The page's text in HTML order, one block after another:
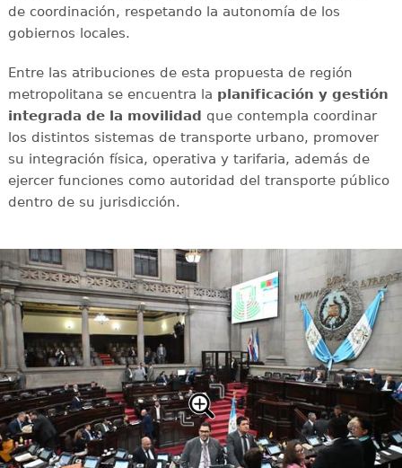
de coordinación, respetando la autonomía de los
gobiernos locales.
Entre las atribuciones de esta propuesta de región
metropolitana se encuentra la planificación y gestión
integrada de la movilidad que contempla coordinar
los distintos sistemas de transporte urbano, promover
su integración física, operativa y tarifaria, además de
ejercer funciones como autoridad del transporte público
dentro de su jurisdicción.